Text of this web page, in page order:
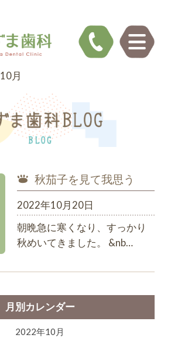
10月
秋茄子を見て我思う
2022年10月20日
朝晩急に寒くなり、すっかり
秋めいてきました。 &nb…
月別カレンダー
2022年10月